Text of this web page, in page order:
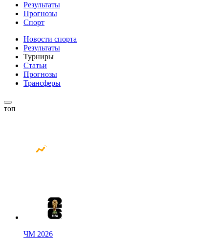
Результаты
Прогнозы
Спорт
Новости спорта
Результаты
Турниры
Статьи
Прогнозы
Трансферы
топ
ЧМ 2026